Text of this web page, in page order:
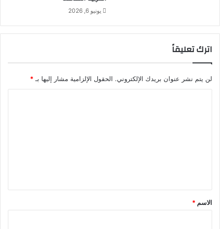
يونيو 6, 2026
اترك تعليقاً
لن يتم نشر عنوان بريدك الإلكتروني. الحقول الإلزامية مشار إليها بـ*
*
الاسم *